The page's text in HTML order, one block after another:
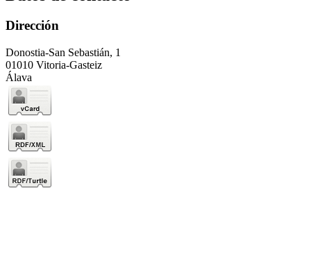
Dirección
Donostia-San Sebastián, 1
01010 Vitoria-Gasteiz
Álava